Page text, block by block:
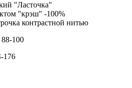
"Ласточка"
"крэш" -100%
контрастной нитью
100
176